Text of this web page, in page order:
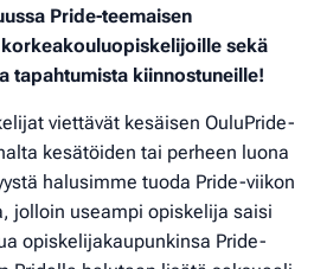
Pride-teemaisen
sekä
tapahtumista kiinnostuneille!
viettävät kesäisen OuluPride-
kesätöiden tai perheen luona
halusimme tuoda Pride-viikon
jolloin useampi opiskelija saisi
opiskelijakaupunkinsa Pride-